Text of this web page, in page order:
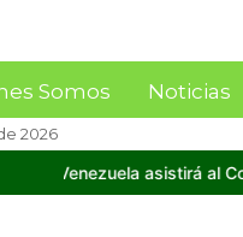
Somos Noticias
2026
Latinoamericano ATALAC